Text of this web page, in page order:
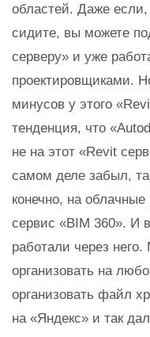
областей. Даже
сидите, вы можете
серверу» и уже
проектировщиками.
минусов у этого
тенденция, что
не на этот «Revit
самом деле забыл,
конечно, на
сервис «BIM 360». И
работали через
организовать на
организовать файл
на «Яндекс» и так